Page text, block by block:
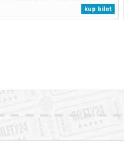
kup bilet